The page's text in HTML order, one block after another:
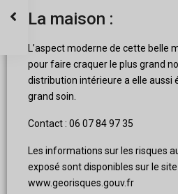
La maison :
L’aspect moderne de cette belle
pour faire craquer le plus grand
distribution intérieure a elle aussi
grand soin.
Contact : 06 07 84 97 35
Les informations sur les risques
exposé sont disponibles sur le site
www.georisques.gouv.fr